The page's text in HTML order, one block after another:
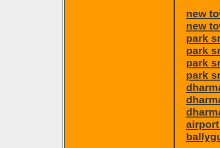
new
new
park
park
park
park